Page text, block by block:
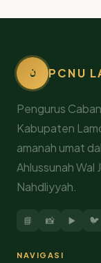
ن PCNU
Pengurus
Kabupaten
amanah umat
Ahlussunah Wal
Nahdliyyah.
📘 📸 ▶️ 🐦
NAVIGASI